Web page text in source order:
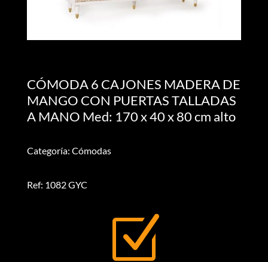
CÓMODA 6 CAJONES MADERA DE
MANGO CON PUERTAS TALLADAS
A MANO Med: 170 x 40 x 80 cm alto
Categoría: Cómodas
Ref: 1082 GYC
Z